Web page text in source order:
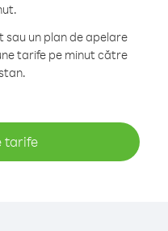
un plan de apelare
tarife pe minut către
tarife